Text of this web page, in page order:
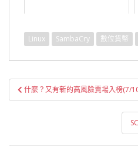
Linux SambaCry 數位貨幣
文
章
什麼？又有新的高風險賣場入榜(7/